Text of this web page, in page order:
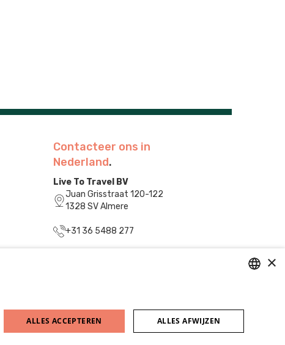
Contacteer ons in
Nederland.
Live To Travel BV
Juan Grisstraat 120-122
1328 SV Almere
+31 36 5488 277
×
ALLES ACCEPTEREN ALLES AFWIJZEN